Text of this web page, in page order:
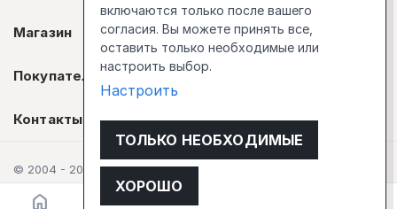
Магазин
Покупателям
Контакты
© 2004 - 2026 Стокгольм
включаются только после вашего
согласия. Вы можете принять все,
оставить только необходимые или
настроить выбор.
Настроить
ТОЛЬКО НЕОБХОДИМЫЕ
ХОРОШО